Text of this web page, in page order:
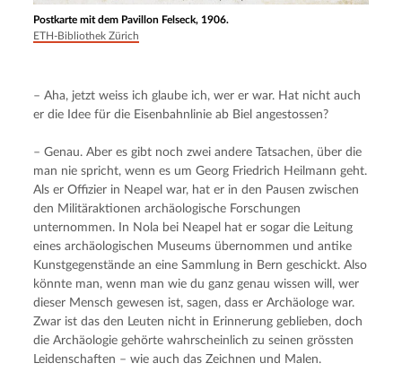
Postkarte mit dem Pavillon Felseck, 1906.
ETH-Bibliothek Zürich
– Aha, jetzt weiss ich glaube ich, wer er war. Hat nicht auch
er die Idee für die Eisenbahnlinie ab Biel angestossen?
– Genau. Aber es gibt noch zwei andere Tatsachen, über die
man nie spricht, wenn es um Georg Friedrich Heilmann geht.
Als er Offizier in Neapel war, hat er in den Pausen zwischen
den Militäraktionen archäologische Forschungen
unternommen. In Nola bei Neapel hat er sogar die Leitung
eines archäologischen Museums übernommen und antike
Kunstgegenstände an eine Sammlung in Bern geschickt. Also
könnte man, wenn man wie du ganz genau wissen will, wer
dieser Mensch gewesen ist, sagen, dass er Archäologe war.
Zwar ist das den Leuten nicht in Erinnerung geblieben, doch
die Archäologie gehörte wahrscheinlich zu seinen grössten
Leidenschaften – wie auch das Zeichnen und Malen.